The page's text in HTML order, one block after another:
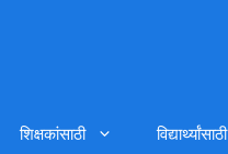
शिक्षकांसाठी विद्यार्थ्यांसाठी